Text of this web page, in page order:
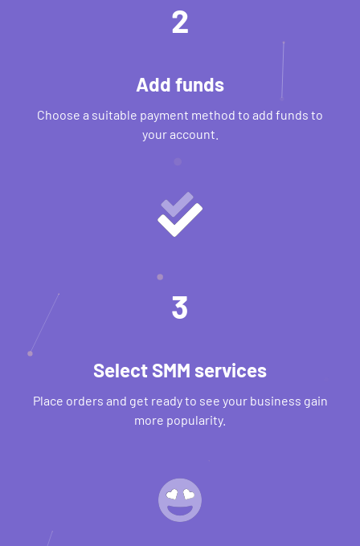
2
Add funds
Choose a suitable payment method to add funds to
your account.
3
Select SMM services
Place orders and get ready to see your business gain
more popularity.